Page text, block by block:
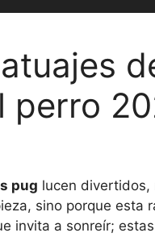
perro
pug lucen divertidos,
sino porque esta
invita a sonreír;